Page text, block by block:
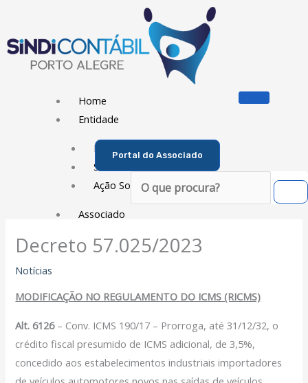
conteúdo
Home
Entidade
Diretoria
Sede Social
Ação Social
Associado
Porque ser um Associado
Dissídios e Convenções de Trabalho
Serviços
Portal do Associado
Pesquisar
Decreto 57.025/2023
Notícias
MODIFICAÇÃO NO REGULAMENTO DO ICMS (RICMS)
Alt. 6126– Conv. ICMS 190/17 – Prorroga, até 31/12/32, o
crédito fiscal presumido de ICMS adicional, de 3,5%,
concedido aos estabelecimentos industriais importadores